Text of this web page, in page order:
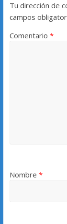
Tu dirección de
campos
Comentario *
Nombre *